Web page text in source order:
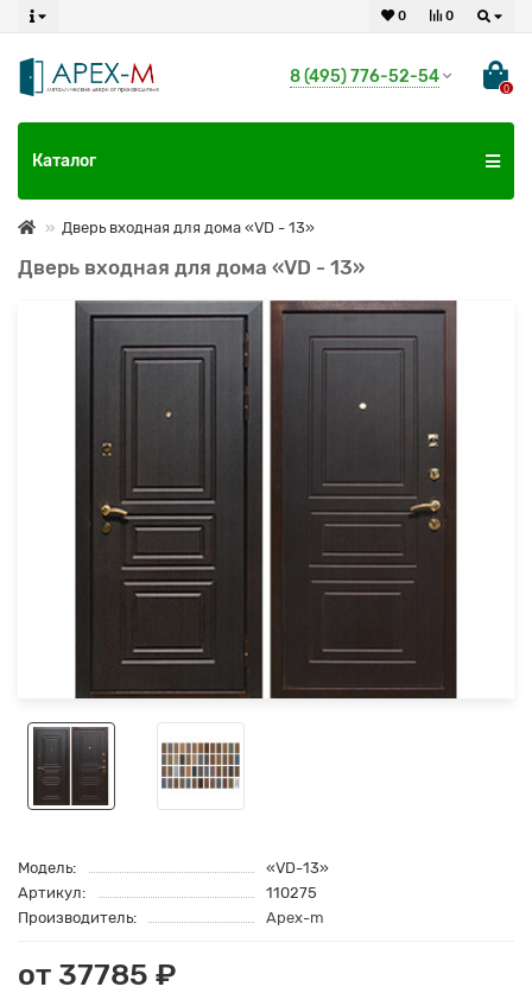
0
0
8 (495) 776-52-54
0
Каталог
Дверь входная для дома «VD - 13»
Дверь входная для дома «VD - 13»
Модель:
«VD-13»
Артикул:
110275
Производитель:
Apex-m
от 37785 ₽